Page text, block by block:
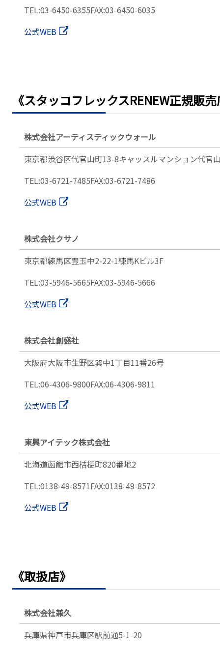
TEL:03-6450-6355FAX:03-6450-6035
公式WEB
《スタッコフレックスRENEW正規販
株式会社アーティスティックウォール
東京都渋谷区代官山町13-8キャッスルマンション代官
TEL:03-6721-7485FAX:03-6721-7486
公式WEB
株式会社クサノ
東京都練馬区豊玉中2-22-1練馬Kビル3F
TEL:03-5946-5665FAX:03-5946-5666
公式WEB
株式会社創盛社
大阪府大阪市生野区巽中1丁目11番26号
TEL:06-4306-9800FAX:06-4306-9811
公式WEB
東興アイテック株式会社
北海道函館市西桔梗町820番地2
TEL:0138-49-8571FAX:0138-49-8572
公式WEB
《取扱店》
株式会社兼久
兵庫県神戸市兵庫区駅前通5-1-20